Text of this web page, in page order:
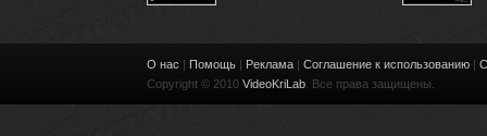
О нас | Помощь | Реклама | Соглашение к использованию |
Copyright © 2010 VideoKriLab . Все права защищены.